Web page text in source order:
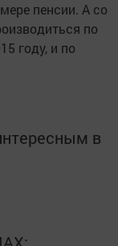
пенсии. А со
по
году, и по
в